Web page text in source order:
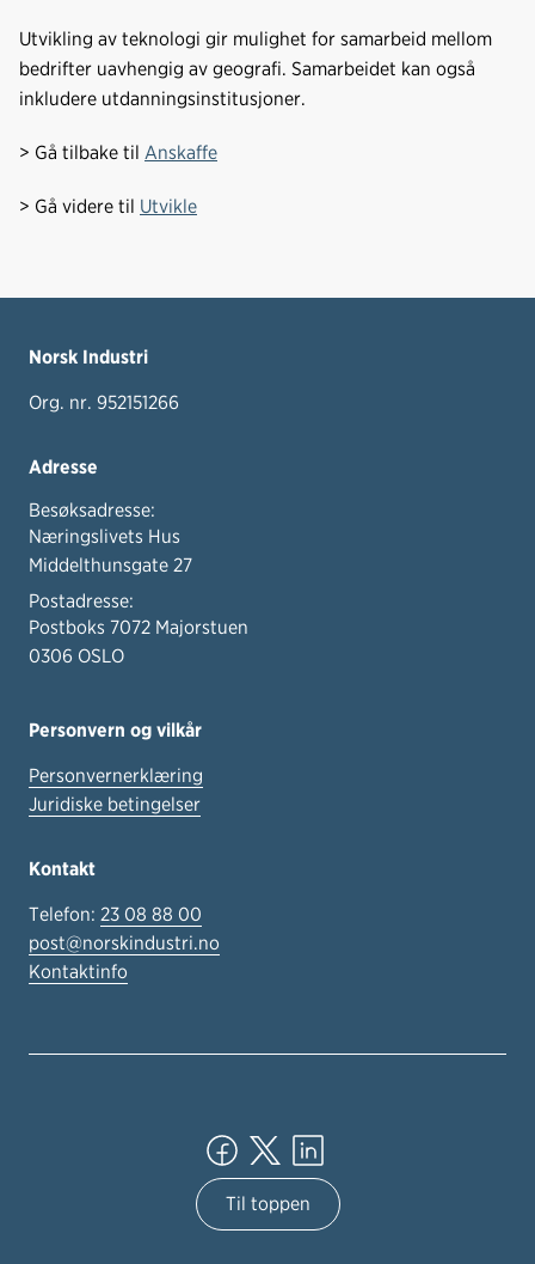
Utvikling av teknologi gir mulighet for samarbeid mellom
bedrifter uavhengig av geografi. Samarbeidet kan også
inkludere utdanningsinstitusjoner.
> Gå tilbake til Anskaffe
> Gå videre til Utvikle
Norsk Industri
Org. nr. 952151266
Adresse
Besøksadresse:
Næringslivets Hus
Middelthunsgate 27
Postadresse:
Postboks 7072 Majorstuen
0306 OSLO
Personvern og vilkår
Personvernerklæring
Juridiske betingelser
Kontakt
Telefon: 23 08 88 00
post@norskindustri.no
Kontaktinfo
Til toppen